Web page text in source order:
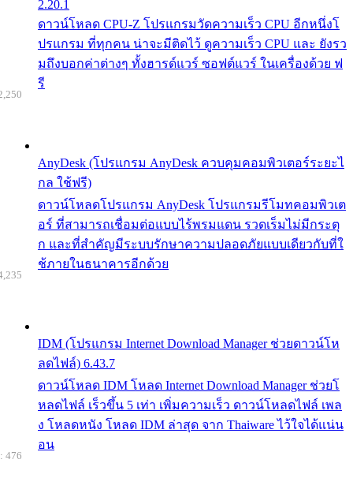
2.20.1
ดาวน์โหลด CPU-Z โปรแกรมวัดความเร็ว CPU อีกหนึ่งโ
ปรแกรม ที่ทุกคน น่าจะมีติดไว้ ดูความเร็ว CPU และ ยังรว
มถึงบอกค่าต่างๆ ทั้งฮารด์แวร์ ซอฟต์แวร์ ในเครื่องด้วย ฟ
รี
AnyDesk (โปรแกรม AnyDesk ควบคุมคอมพิวเตอร์ระยะไ
กล ใช้ฟรี)
ดาวน์โหลดโปรแกรม AnyDesk โปรแกรมรีโมทคอมพิวเต
อร์ ที่สามารถเชื่อมต่อแบบไร้พรมแดน รวดเร็มไม่มีกระตุ
ก และที่สำคัญมีระบบรักษาความปลอดภัยแบบเดียวกับที่ใ
ช้ภายในธนาคารอีกด้วย
IDM (โปรแกรม Internet Download Manager ช่วยดาวน์โห
ลดไฟล์) 6.43.7
ดาวน์โหลด IDM โหลด Internet Download Manager ช่วยโ
หลดไฟล์ เร็วขึ้น 5 เท่า เพิ่มความเร็ว ดาวน์โหลดไฟล์ เพล
ง โหลดหนัง โหลด IDM ล่าสุด จาก Thaiware ไว้ใจได้แน่น
อน
476